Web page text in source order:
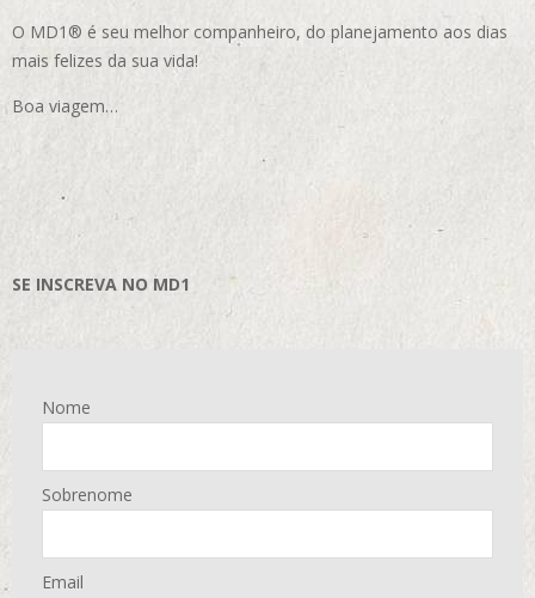
O MD1® é seu melhor companheiro, do planejamento aos dias
mais felizes da sua vida!
Boa viagem…
SE INSCREVA NO MD1
Nome
Sobrenome
Email